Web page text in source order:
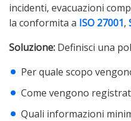
incidenti, evacuazioni
la conformita a ISO 27001,
Soluzione: Definisci una
Per quale scopo
Come vengono
Quali informazioni